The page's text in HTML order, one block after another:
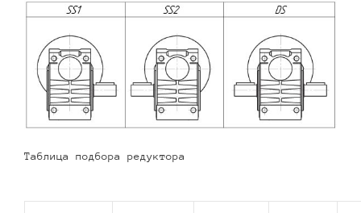
Таблица подбора редуктора